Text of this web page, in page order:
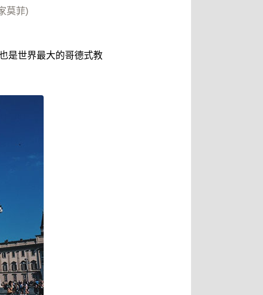
莫菲)
是世界最大的哥德式教